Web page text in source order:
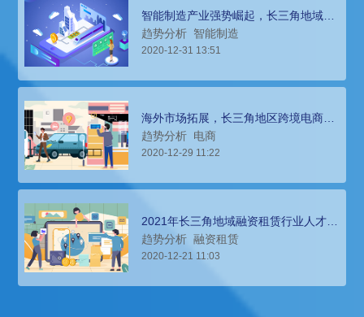
智能制造产业强势崛起，长三角地域21
年人才招聘趋势分析
趋势分析 智能制造
2020-12-31 13:51
海外市场拓展，长三角地区跨境电商人
才招聘环境分析
趋势分析 电商
2020-12-29 11:22
2021年长三角地域融资租赁行业人才招
聘趋势预测
趋势分析 融资租赁
2020-12-21 11:03